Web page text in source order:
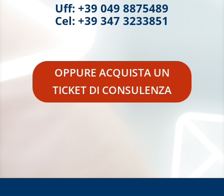
Uff: +39 049 8875489
Cel: +39 347 3233851
OPPURE ACQUISTA UN
TICKET DI CONSULENZA